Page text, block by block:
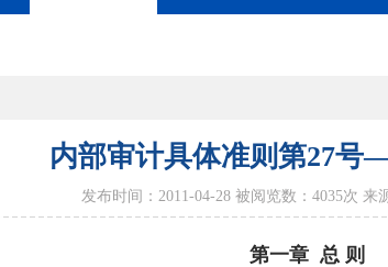
内部审计具体准则第27
发布时间：2011-04-28 被阅览数： 4035次 来
第一章 总 则